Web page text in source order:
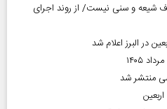
شیعه و سنی نیست/ از روند اجرای
در البرز اعلام شد
منتشر شد